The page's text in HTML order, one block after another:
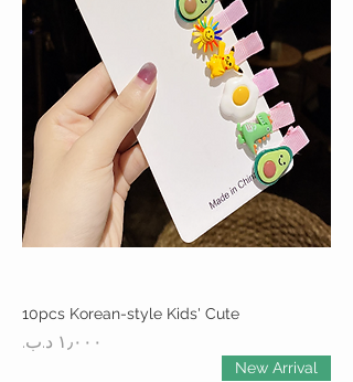
10pcs Korean-style Kids' Cute
السعر
New Arrival